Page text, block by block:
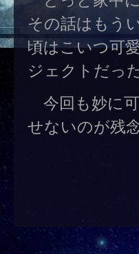
その話はもう
頃はこいつ可
ジェクトだった
今回も妙に
せないのが残